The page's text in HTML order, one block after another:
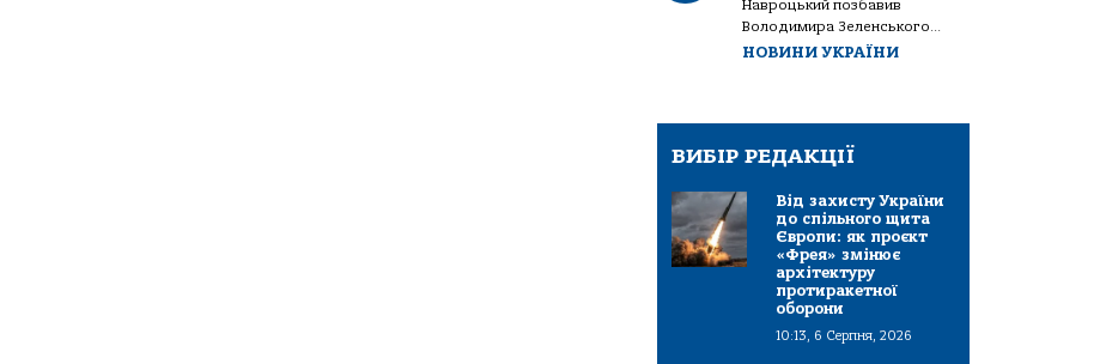
Навроцький позбавив
Володимира Зеленського...
НОВИНИ УКРАЇНИ
ВИБІР РЕДАКЦІЇ
Від захисту України
до спільного щита
Європи: як проєкт
«Фрея» змінює
архітектуру
протиракетної
оборони
10:13, 6 Серпня, 2026